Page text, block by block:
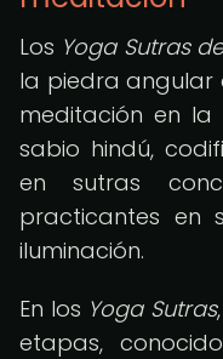
Los Yoga Sutras
la piedra angular
meditación en la
sabio hindú,
en sutras
practicantes en
iluminación.
En los Yoga Sutras
etapas,